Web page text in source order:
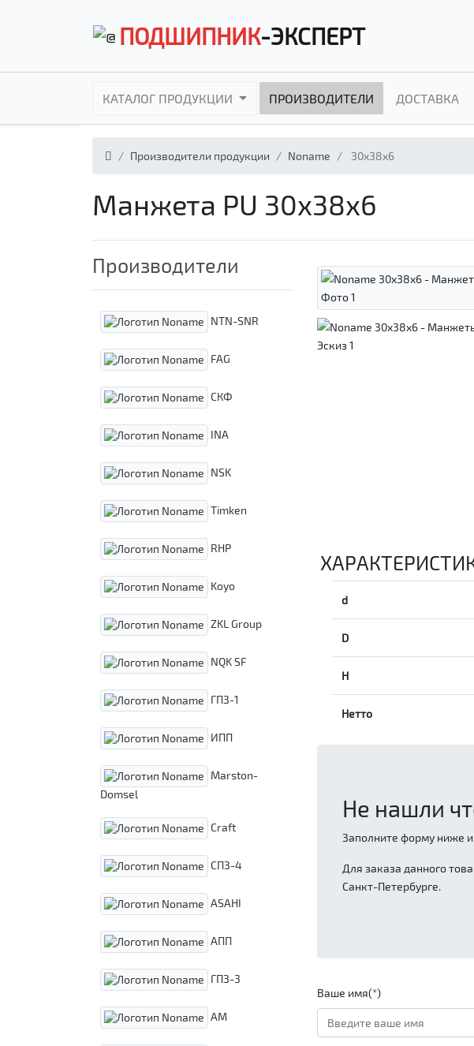
ПОДШИПНИК-ЭКСПЕРТ
КАТАЛОГ ПРОДУКЦИИ ПРОИЗВОДИТЕЛИ ДОСТАВКА
Производители продукции Noname 30x38x6
Манжета PU 30x38x6
Производители
NTN-SNR
FAG
СКФ
INA
NSK
Timken
RHP
Koyo
ZKL Group
NQK SF
ГПЗ-1
ИПП
Marston-
Domsel
Craft
СПЗ-4
ASAHI
АПП
ГПЗ-3
АМ
d
D
H
Нетто
Не нашли
Заполните форму ниже
Для заказа данного
Санкт-Петербурге.
Ваше имя(*)